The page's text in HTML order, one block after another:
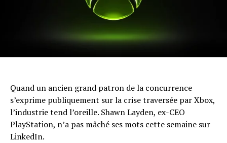
Quand un ancien grand patron de la concurrence
s’exprime publiquement sur la crise traversée par Xbox,
l’industrie tend l’oreille. Shawn Layden, ex-CEO
PlayStation, n’a pas mâché ses mots cette semaine sur
LinkedIn.